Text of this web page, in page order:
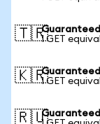
🇹🇷1 GET
🇰🇷1 GET
🇷🇺